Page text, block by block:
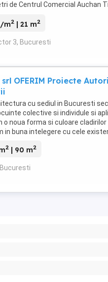
de Centrul Comercial Auchan
m2 | 21 m2
3, Bucuresti
OFERIM Proiecte
cu sediul in Bucuresti
colective si individule si
o noua forma si culoare
in buna intelegere cu cele
2 | 90 m2